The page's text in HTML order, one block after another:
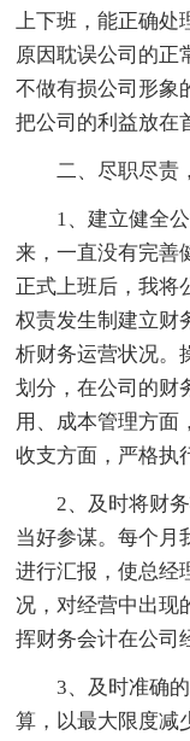
上下班，能正确
原因耽误公司的正
不做有损公司形象
把公司的利益放在
二、尽职尽责
1、建立健全
来，一直没有完善
正式上班后，我将
权责发生制建立财
析财务运营状况。
划分，在公司的财
用、成本管理方面
收支方面，严格执
2、及时将财
当好参谋。每个月
进行汇报，使总经
况，对经营中出现
挥财务会计在公司
3、及时准确
算，以最大限度减